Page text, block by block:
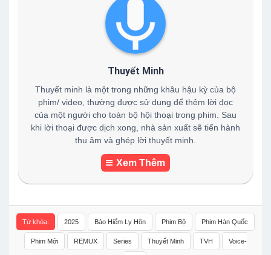
Thuyết Minh
Thuyết minh là một trong những khâu hậu kỳ của bộ
phim/ video, thường được sử dụng để thêm lời đọc
của một người cho toàn bộ hội thoại trong phim. Sau
khi lời thoại được dịch xong, nhà sản xuất sẽ tiến hành
thu âm và ghép lời thuyết minh.
Xem Thêm
Từ khóa: 2025 Bảo Hiểm Ly Hôn Phim Bộ Phim Hàn Quốc
Phim Mới REMUX Series Thuyết Minh TVH Voice-